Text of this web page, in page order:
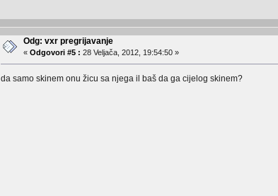
Odg: vxr pregrijavanje
«Odgovori #5 : 28 Veljača, 2012, 19:54:50 »
da samo skinem onu žicu sa njega il baš da ga cijelog skinem?